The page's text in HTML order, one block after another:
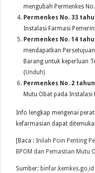
mengubah Permenkes
Permenkes No. 33
Instalasi Farmasi
Permenkes No. 14
mendapatkan
Barang untuk keperluan
(Unduh)
Permenkes No. 2
Mutu Obat pada Instalasi
Info lengkap mengenai
kefarmasian dapat
[Baca : Inilah Poin Penting
BPOM dan Pemastian Mutu
Sumber: binfar.kemkes.go,id